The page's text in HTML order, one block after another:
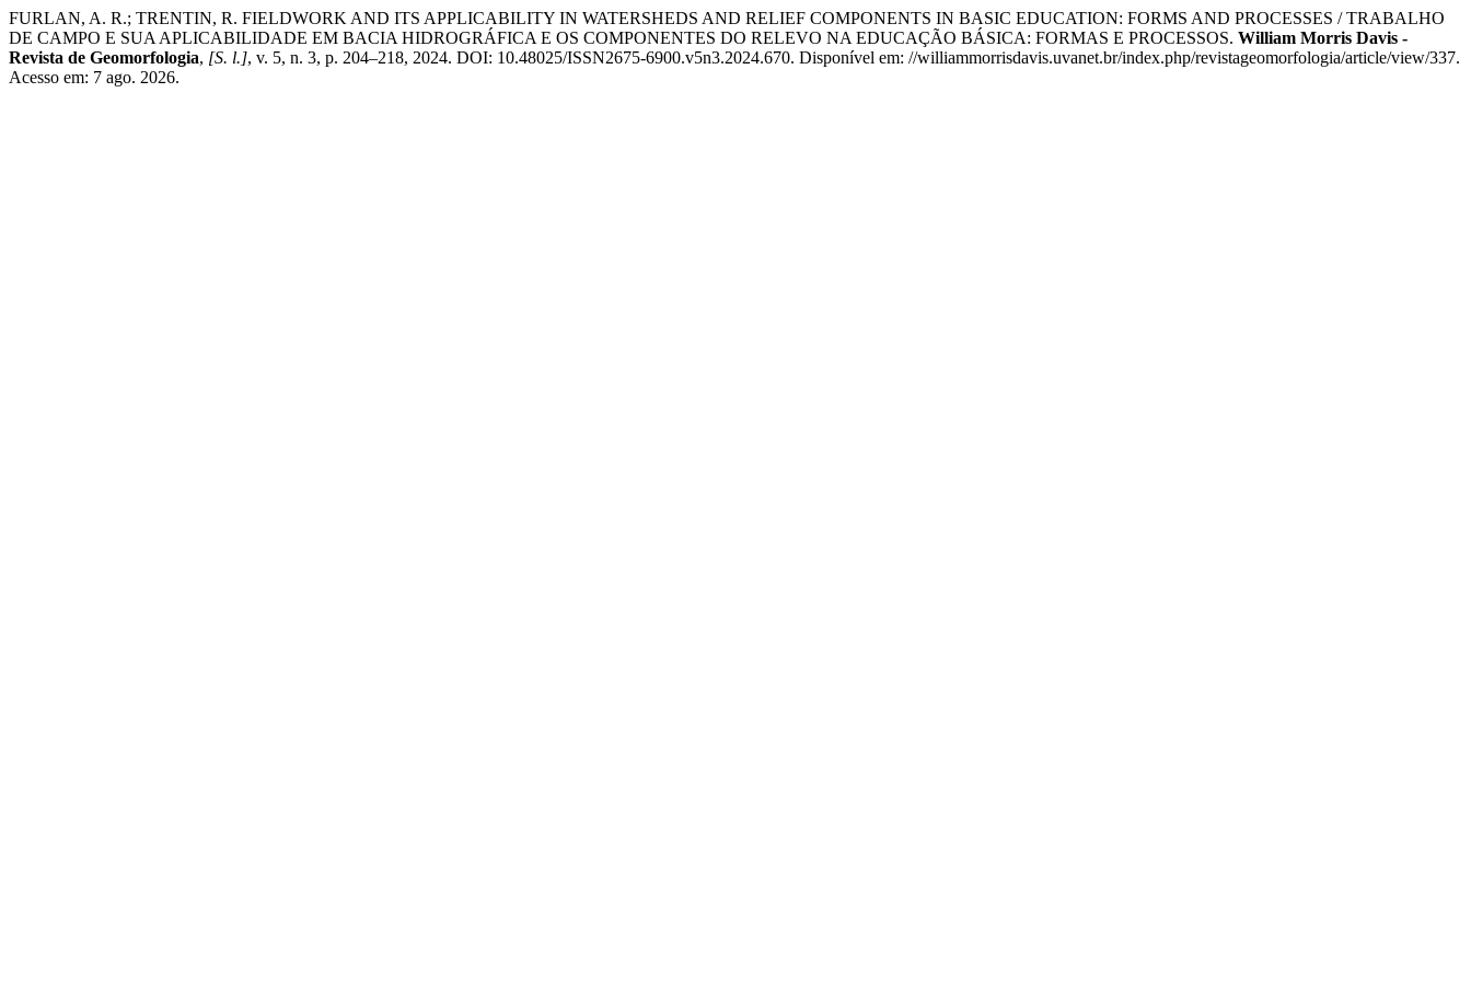
FURLAN, A. R.; TRENTIN, R. FIELDWORK AND ITS APPLICABILITY IN WATERSHEDS AND RELIEF COMPONENTS IN BASIC EDUCATION: FORMS AND PROCESSES / TRABALHO
DE CAMPO E SUA APLICABILIDADE EM BACIA HIDROGRÁFICA E OS COMPONENTES DO RELEVO NA EDUCAÇÃO BÁSICA: FORMAS E PROCESSOS. William Morris Davis -
Revista de Geomorfologia, [S. l.], v. 5, n. 3, p. 204–218, 2024. DOI: 10.48025/ISSN2675-6900.v5n3.2024.670. Disponível em: //williammorrisdavis.uvanet.br/index.php/revistageomorfologia/article/view/337.
Acesso em: 7 ago. 2026.